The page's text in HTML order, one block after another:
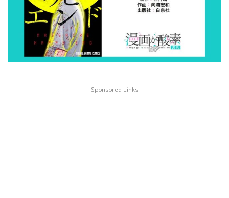
Sponsored Links